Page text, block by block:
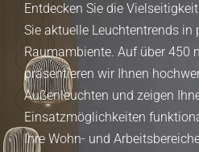
Entdecken Sie die
Sie aktuelle Leuchtentrends in
Raumambiente. Auf über 450
präsentieren wir Ihnen
Außenleuchten und zeigen
Einsatzmöglichkeiten
Ihre Wohn- und